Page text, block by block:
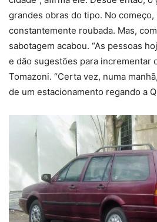
grandes obras do tipo. No começo,
constantemente roubada. Mas,
sabotagem acabou. “As pessoas
e dão sugestões para incrementar
Tomazoni. “Certa vez, numa
de um estacionamento regando a